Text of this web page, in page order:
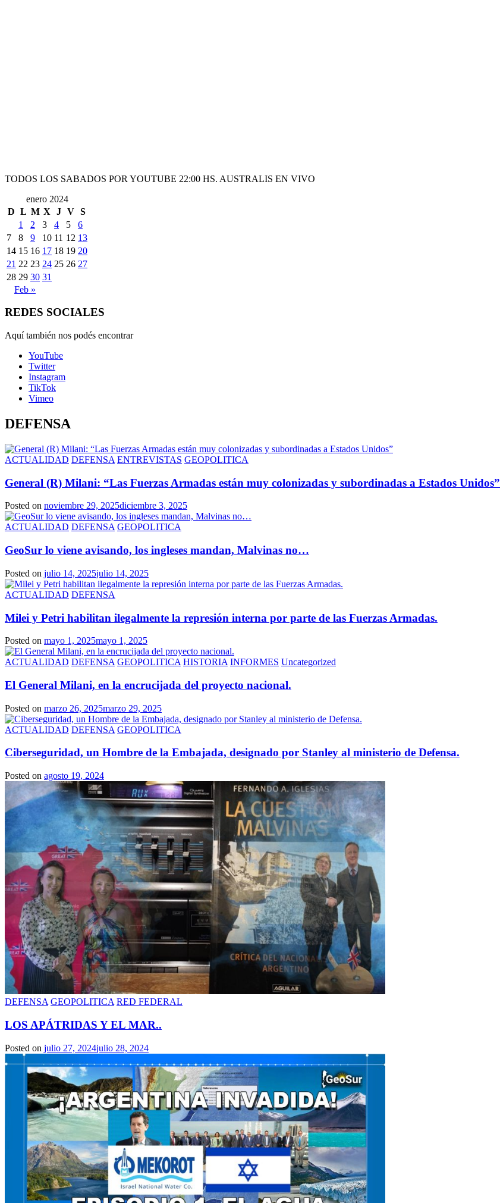
TODOS LOS SABADOS POR YOUTUBE 22:00 HS. AUSTRALIS EN VIVO
enero 2024
D L M X J V S
1
2 3 4 5
6
7
8 9 10 11 12 13
14 15 16 17 18 19 20
21 22 23 24 25 26 27
28 29 30 31
Feb »
REDES SOCIALES
Aquí también nos podés encontrar
YouTube
Twitter
Instagram
TikTok
Vimeo
DEFENSA
ACTUALIDAD DEFENSA ENTREVISTAS GEOPOLITICA
General (R) Milani: “Las Fuerzas Armadas están muy colonizadas y subordinadas a Estados Unidos”
Posted on noviembre 29, 2025diciembre 3, 2025
ACTUALIDAD DEFENSA GEOPOLITICA
GeoSur lo viene avisando, los ingleses mandan, Malvinas no…
Posted on julio 14, 2025julio 14, 2025
ACTUALIDAD DEFENSA
Milei y Petri habilitan ilegalmente la represión interna por parte de las Fuerzas Armadas.
Posted on mayo 1, 2025mayo 1, 2025
ACTUALIDAD DEFENSA GEOPOLITICA HISTORIA INFORMES Uncategorized
El General Milani, en la encrucijada del proyecto nacional.
Posted on marzo 26, 2025marzo 29, 2025
ACTUALIDAD DEFENSA GEOPOLITICA
Ciberseguridad, un Hombre de la Embajada, designado por Stanley al ministerio de Defensa.
Posted on agosto 19, 2024
DEFENSA GEOPOLITICA RED FEDERAL
LOS APÁTRIDAS Y EL MAR..
Posted on julio 27, 2024julio 28, 2024